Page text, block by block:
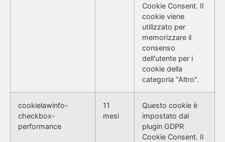
Cookie Consent. Il
cookie viene
utilizzato per
memorizzare il
consenso
dell'utente per i
cookie della
categoria "Altro".
cookielawinfo-
checkbox-
performance
11
mesi
Questo cookie è
impostato dal
plugin GDPR
Cookie Consent. Il